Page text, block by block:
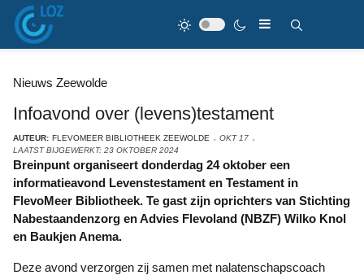
Nieuws Zeewolde
Infoavond over (levens)testament
AUTEUR: FLEVOMEER BIBLIOTHEEK ZEEWOLDE
OKT 17
LAATST BIJGEWERKT: 23 OKTOBER 2024
Breinpunt organiseert donderdag 24 oktober een
informatieavond Levenstestament en Testament in
FlevoMeer Bibliotheek. Te gast zijn oprichters van Stichting
Nabestaandenzorg en Advies Flevoland (NBZF) Wilko Knol
en Baukjen Anema.
Deze avond verzorgen zij samen met nalatenschapscoach